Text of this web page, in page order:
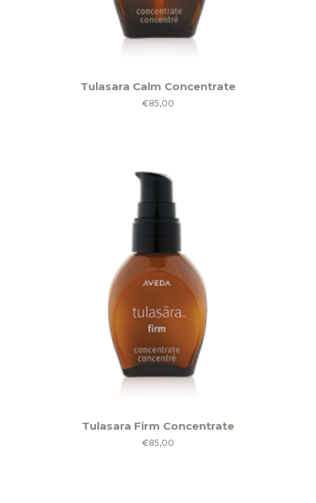
Tulasara Calm Concentrate
€85,00
Tulasara Firm Concentrate
€85,00